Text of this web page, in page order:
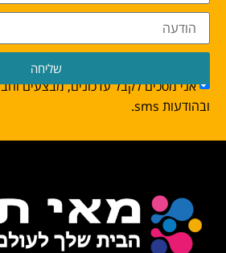
אני מסכים לקבל עדכונים, מבצעים
ובהודעות sms.
שליחה